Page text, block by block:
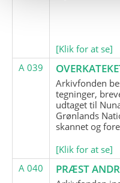
[Klik for at se]
A 039
Arkivfonden
tegninger,
udtaget til
Grønlands
skannet og
[Klik for at se]
A 040
PRÆST